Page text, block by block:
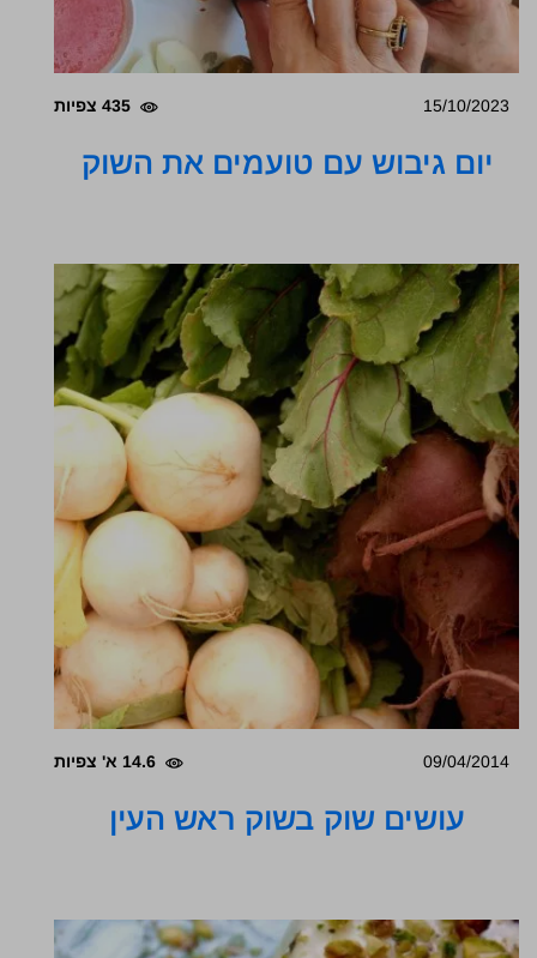
15/10/2023 435 צפיות
יום גיבוש עם טועמים את השוק
09/04/2014 14.6 א' צפיות
עושים שוק בשוק ראש העין